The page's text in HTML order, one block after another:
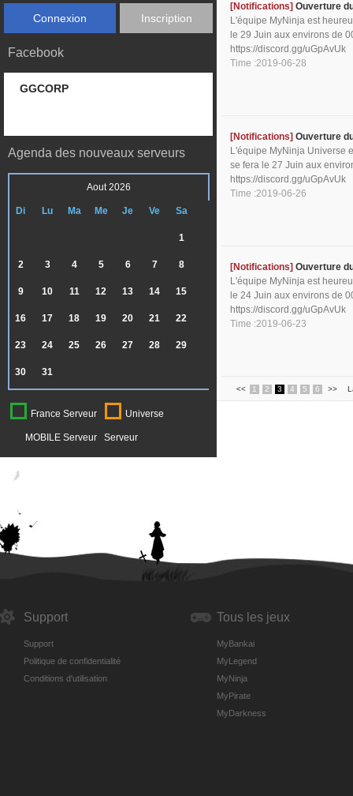
Connexion Inscription
Facebook
GGCORP
Agenda des nouveaux serveurs
Aout 2026
Di Lu Ma Me Je Ve Sa
1
2 3 4 5 6 7 8
9 10 11 12 13 14 15
16 17 18 19 20 21 22
23 24 25 26 27 28 29
30 31
France Serveur Universe
Serveur
MOBILE Serveur
[Notifications] Ouverture
L'équipe MyNinja est
le 29 Juin aux environs de
https://discord.gg/uGpAvUk
Time :2019-06-28
[Notifications] Ouverture
L'équipe MyNinja Universe
se fera le 27 Juin aux
https://discord.gg/uGpAvUk
Time :2019-06-26
[Notifications] Ouverture
L'équipe MyNinja est
le 24 Juin aux environs de
https://discord.gg/uGpAvUk
Time :2019-06-23
<< 1 2 3 4 5 6 >>
Support
Support
Politique de confidentialité
Conditions d'utilisation
Tous les jeux
MyBankai
MyLegend
MyNinja
MyPirate
MyDarkness